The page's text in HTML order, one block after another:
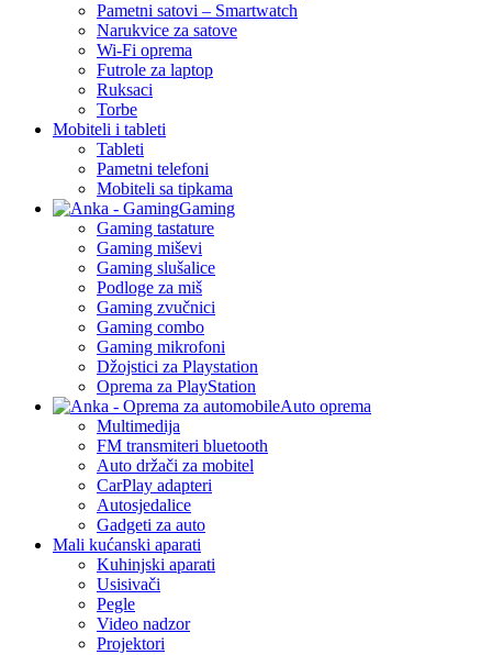
Pametni satovi – Smartwatch
Narukvice za satove
Wi-Fi oprema
Futrole za laptop
Ruksaci
Torbe
Mobiteli i tableti
Tableti
Pametni telefoni
Mobiteli sa tipkama
Gaming
Gaming tastature
Gaming miševi
Gaming slušalice
Podloge za miš
Gaming zvučnici
Gaming combo
Gaming mikrofoni
Džojstici za Playstation
Oprema za PlayStation
Auto oprema
Multimedija
FM transmiteri bluetooth
Auto držači za mobitel
CarPlay adapteri
Autosjedalice
Gadgeti za auto
Mali kućanski aparati
Kuhinjski aparati
Usisivači
Pegle
Video nadzor
Projektori